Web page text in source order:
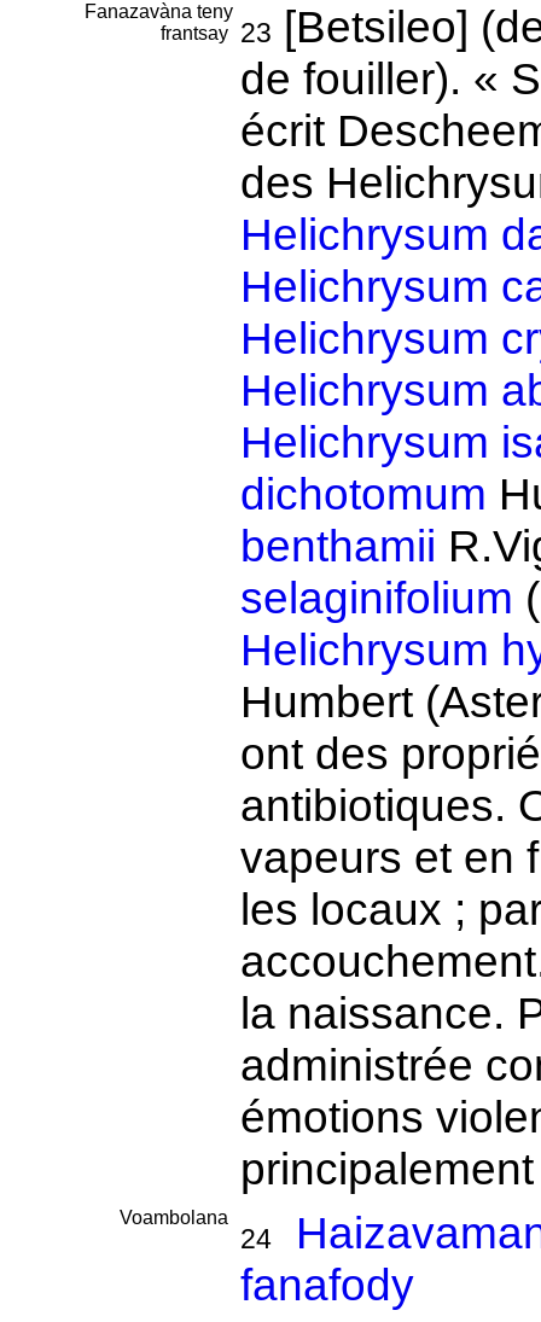
Fanazavàna teny
frantsay
23 [Betsileo]
de fouiller). «
écrit
des
Helichrysum
Helichrysum
Helichrysum
Helichrysum
Helichrysum
dichotomum
benthamii
selaginifolium
Helichrysum
Humbert
ont des
antibiotiques.
vapeurs et en
les locaux ;
la naissance.
administrée
émotions
Voambolana
24
fanafody